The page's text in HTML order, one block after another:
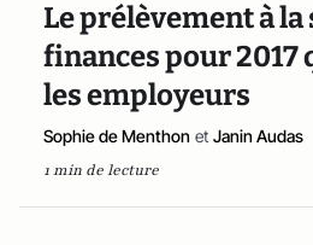
Le prélèvement à
finances pour 2017
les employeurs
Sophie de Menthon et Janin Audas
1 min de lecture